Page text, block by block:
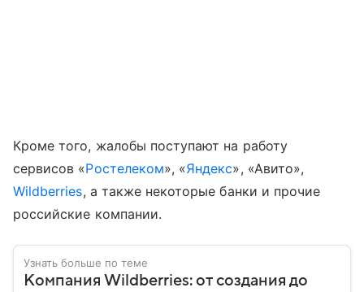
Кроме того, жалобы поступают на работу
сервисов «Ростелеком», «Яндекс», «Авито»,
Wildberries, а также некоторые банки и прочие
российские компании.
Узнать больше по теме
Компания Wildberries: от создания до